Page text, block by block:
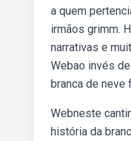
a quem
irmãos grimm.
narrativas e
Webao invés
branca de neve
Webneste
história da